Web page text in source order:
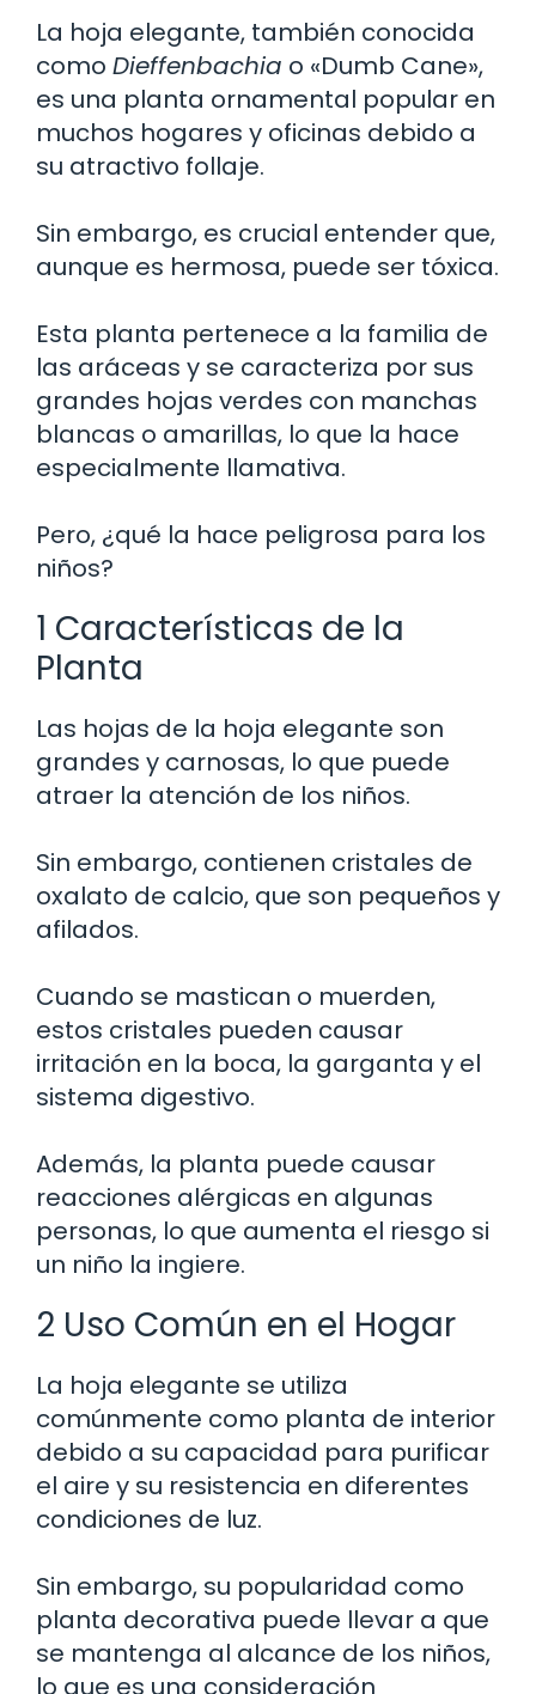
La hoja elegante, también conocida
como Dieffenbachia o «Dumb Cane»,
es una planta ornamental popular en
muchos hogares y oficinas debido a
su atractivo follaje.
Sin embargo, es crucial entender que,
aunque es hermosa, puede ser tóxica.
Esta planta pertenece a la familia de
las aráceas y se caracteriza por sus
grandes hojas verdes con manchas
blancas o amarillas, lo que la hace
especialmente llamativa.
Pero, ¿qué la hace peligrosa para los
niños?
1 Características de la
Planta
Las hojas de la hoja elegante son
grandes y carnosas, lo que puede
atraer la atención de los niños.
Sin embargo, contienen cristales de
oxalato de calcio, que son pequeños y
afilados.
Cuando se mastican o muerden,
estos cristales pueden causar
irritación en la boca, la garganta y el
sistema digestivo.
Además, la planta puede causar
reacciones alérgicas en algunas
personas, lo que aumenta el riesgo si
un niño la ingiere.
2 Uso Común en el Hogar
La hoja elegante se utiliza
comúnmente como planta de interior
debido a su capacidad para purificar
el aire y su resistencia en diferentes
condiciones de luz.
Sin embargo, su popularidad como
planta decorativa puede llevar a que
se mantenga al alcance de los niños,
lo que es una consideración